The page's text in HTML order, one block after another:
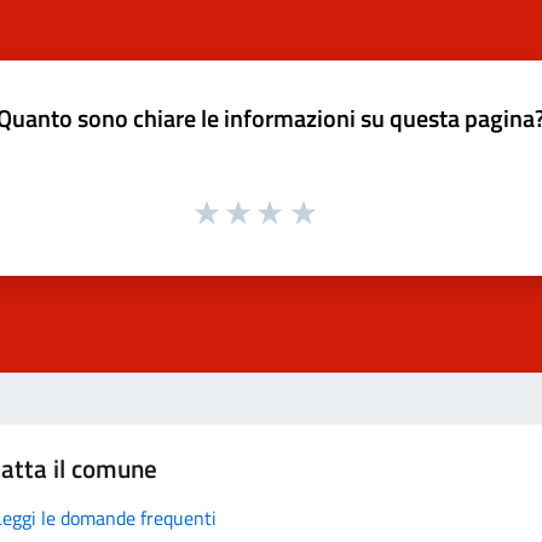
sono chiare le informazioni su questa
il comune
le domande frequenti